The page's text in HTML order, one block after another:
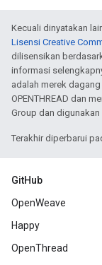
Kecuali dinyatakan
Lisensi Creative
dilisensikan
informasi
adalah merek
OPENTHREAD dan
Group dan
Terakhir diperbarui
GitHub
OpenWeave
Happy
OpenThread